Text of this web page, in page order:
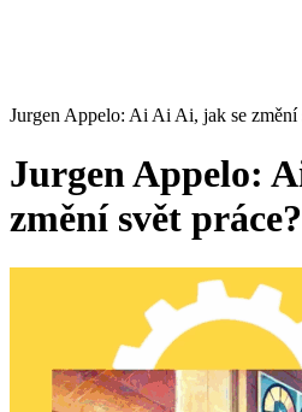
Jurgen Appelo: Ai Ai Ai, jak se změní
Jurgen Appelo:
změní svět práce?